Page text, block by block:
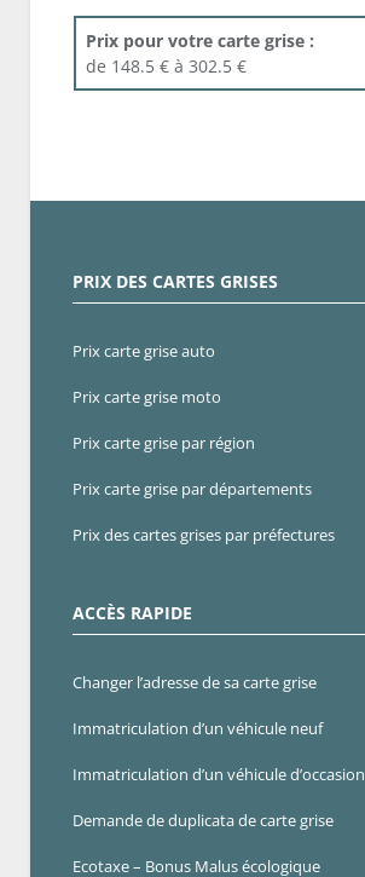
Prix pour votre carte grise :
de 148.5 € à 302.5 €
PRIX DES CARTES GRISES
Prix carte grise auto
Prix carte grise moto
Prix carte grise par région
Prix carte grise par départements
Prix des cartes grises par préfectures
ACCÈS RAPIDE
Changer l’adresse de sa carte grise
Immatriculation d’un véhicule neuf
Immatriculation d’un véhicule d’occasion
Demande de duplicata de carte grise
Ecotaxe – Bonus Malus écologique